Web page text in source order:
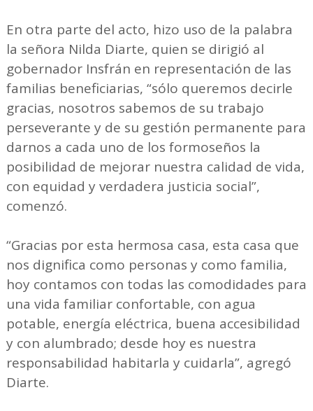
En otra parte del acto, hizo uso de la palabra
la señora Nilda Diarte, quien se dirigió al
gobernador Insfrán en representación de las
familias beneficiarias, “sólo queremos decirle
gracias, nosotros sabemos de su trabajo
perseverante y de su gestión permanente para
darnos a cada uno de los formoseños la
posibilidad de mejorar nuestra calidad de vida,
con equidad y verdadera justicia social”,
comenzó.
“Gracias por esta hermosa casa, esta casa que
nos dignifica como personas y como familia,
hoy contamos con todas las comodidades para
una vida familiar confortable, con agua
potable, energía eléctrica, buena accesibilidad
y con alumbrado; desde hoy es nuestra
responsabilidad habitarla y cuidarla”, agregó
Diarte.